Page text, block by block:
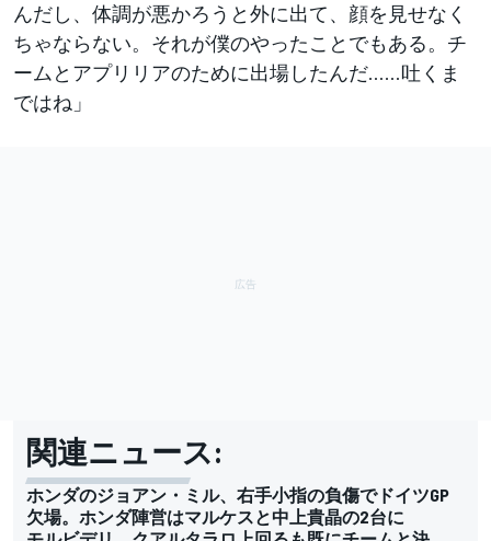
んだし、体調が悪かろうと外に出て、顔を見せなく
ちゃならない。それが僕のやったことでもある。チ
ームとアプリリアのために出場したんだ……吐くま
ではね」
関連ニュース:
ホンダのジョアン・ミル、右手小指の負傷でドイツGP
欠場。ホンダ陣営はマルケスと中上貴晶の2台に